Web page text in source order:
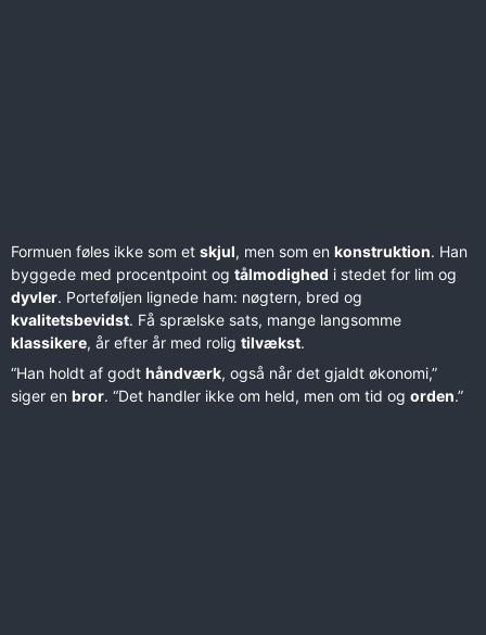
Formuen føles ikke som et skjul, men som en konstruktion. Han
byggede med procentpoint og tålmodighed i stedet for lim og
dyvler. Porteføljen lignede ham: nøgtern, bred og
kvalitetsbevidst. Få sprælske sats, mange langsomme
klassikere, år efter år med rolig tilvækst.
“Han holdt af godt håndværk, også når det gjaldt økonomi,”
siger en bror. “Det handler ikke om held, men om tid og orden.”